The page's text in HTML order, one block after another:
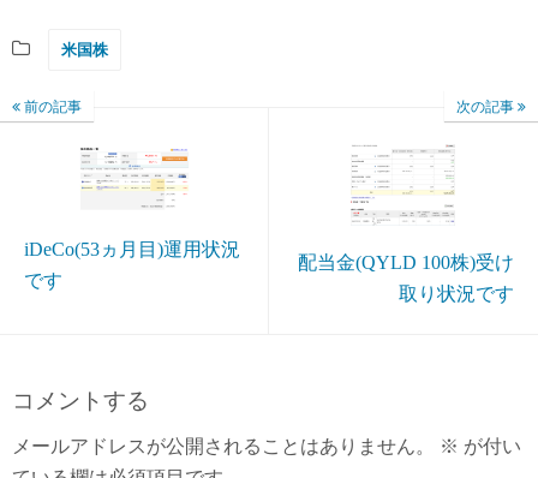
米国株
前の記事
iDeCo(53ヵ月目)運用状況
です
次の記事
配当金(QYLD 100株)受け
取り状況です
コメントする
メールアドレスが公開されることはありません。 ※ が付い